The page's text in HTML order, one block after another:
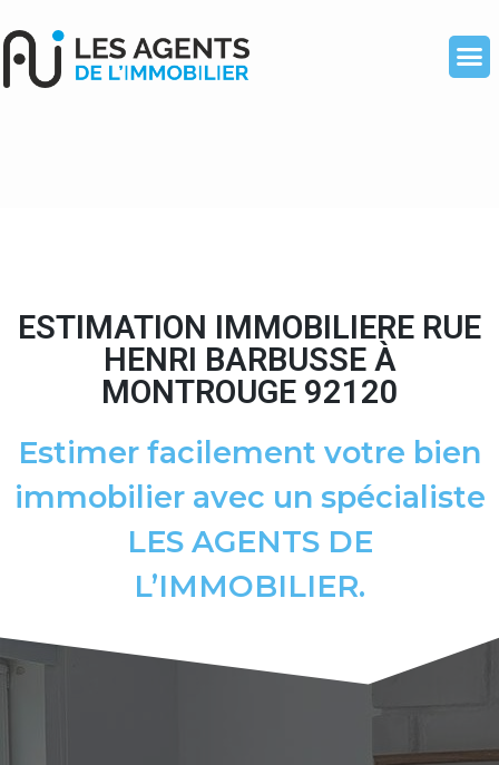
ESTIMATION IMMOBILIERE RUE
HENRI BARBUSSE À
MONTROUGE 92120
Estimer facilement votre bien
immobilier avec un spécialiste
LES AGENTS DE
L’IMMOBILIER.